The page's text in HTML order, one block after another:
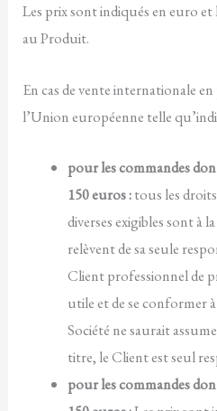
Les prix sont indiqués en euro et
au Produit.
En cas de vente internationale
l’Union européenne telle
pour les commandes
150 euros :tous les
diverses exigibles sont à
relèvent de sa seule
Client professionnel de
utile et de se conformer
Société ne saurait
titre, le Client est seul
pour les commandes